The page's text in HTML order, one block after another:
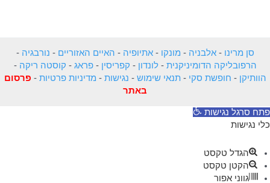
סן מרינו -אלבניה - מונקו -אתיופיה - האיים האזוריים - נורבגיה -
הרפובליקה הדומיניקנית -לונדון - קפריסין -פראג - קוסטה ריקה -
הוותיקן - חופשת סקי -תנאי שימוש - נגישות - מדיניות פרטיות - פרסום
באתר
פתח סרגל נגישות
כלי נגישות
הגדל טקסט
הקטן טקסט
גווני אפור